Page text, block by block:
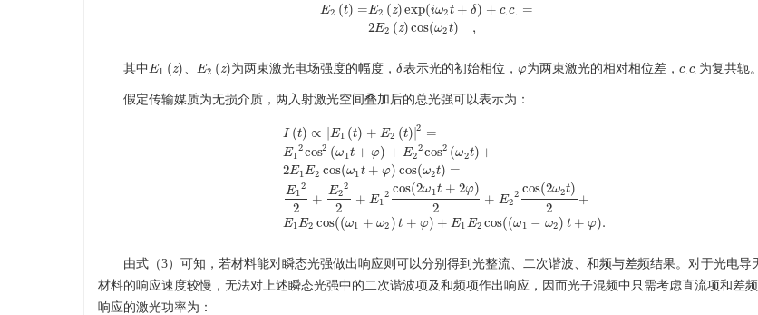
E2 (t) =E2 (z)exp(iω2t + δ) + c. c. =
2E2 (z)cos(ω2t) ,
2( t) = )exp(i 2 + )+ c c 2 E z cos
其中E1 (z)
E1 z ) 、 E2 (z)
E2( z ) 为两束激光电场强度的幅度，δ
δ表示光的初始相位，φ
φ为两束激光的相对相位差，c.c.
c.c. 为复共轭。
假定传输媒质为无损介质，两入射激光空间叠加后的总光强可以表示为：
I (t) ∝ E1 (t) + E2 (t) |2 =
E1
2cos2 (ω1t + φ) + E2
2cos2 (ω2t) +
2E1E2 cos(ω1t + φ) cos(ω2t) =
E1
2
2
+
E2
2
2
+ E1
2 cos(2ω1t + 2φ)
2
+ E2
2 cos(2ω2t)
2
+
E1E2 cos((ω1 + ω2 ) t + φ) + E1E2 cos((ω1 − ω2) t + φ).
I(t)∝|E1 (t)+E2(t | =E 12cos2(ω1
由式（3）可知，若材料能对瞬态光强做出响应则可以分别得到光整流、二次谐波、和频与差频结果。对于光电导
材料的响应速度较慢，无法对上述瞬态光强中的二次谐波项及和频项作出响应，因而光子混频中只需考虑直流项和差
响应的激光功率为：